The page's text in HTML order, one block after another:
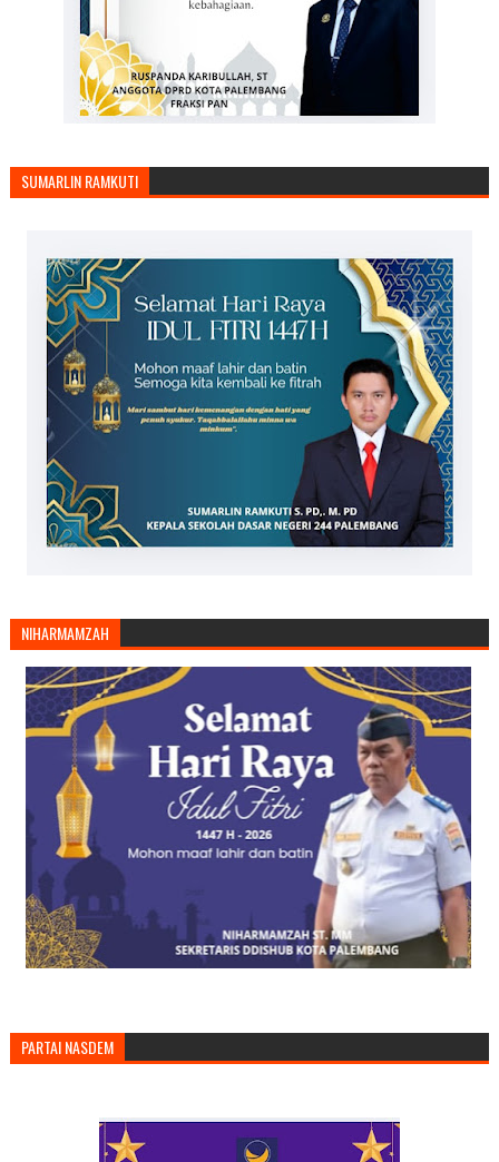
SUMARLIN RAMKUTI
NIHARMAMZAH
PARTAI NASDEM